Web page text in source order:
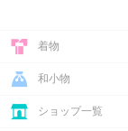
着物
和小物
ショップ一覧